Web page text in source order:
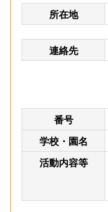
所在地
連絡先
番号
学校・園名
活動内容等